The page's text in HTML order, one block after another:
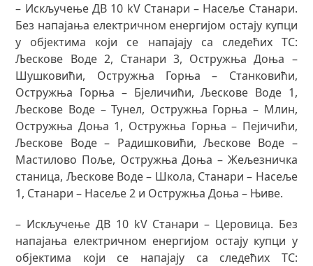
– Искључење ДВ 10 kV Станари – Насеље Станари.
Без напајања електричном енергијом остају купци
у објектима који се напајају са следећих ТС:
Љескове Воде 2, Станари 3, Остружња Доња –
Шушковићи, Остружња Горња – Станковићи,
Остружња Горња – Бјеличићи, Љескове Воде 1,
Љескове Воде – Тунел, Остружња Горња – Млин,
Остружња Доња 1, Остружња Горња – Пејичићи,
Љескове Воде – Радишковићи, Љескове Воде –
Мастилово Поље, Остружња Доња – Жељезничка
станица, Љескове Воде – Школа, Станари – Насеље
1, Станари – Насеље 2 и Остружња Доња – Њиве.
– Искључење ДВ 10 kV Станари – Церовица. Без
напајања електричном енергијом остају купци у
објектима који се напајају са следећих ТС: